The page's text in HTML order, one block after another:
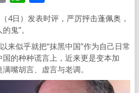
享
4日）发表时评，严厉抨击蓬佩奥，
鬼”。
来似乎就把“抹黑中国”作为自己日常
国的种种谎言上，近来更是变本加
嘴胡言、虚言与老调。